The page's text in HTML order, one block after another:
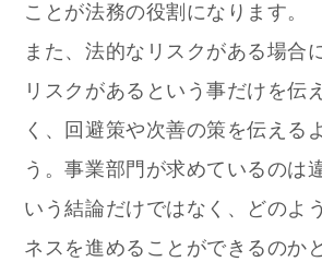
ことが法務の役割になります。
また、法的なリスクがある場合
リスクがあるという事だけを伝
く、回避策や次善の策を伝える
う。事業部門が求めているのは
いう結論だけではなく、どのよ
ネスを進めることができるのか